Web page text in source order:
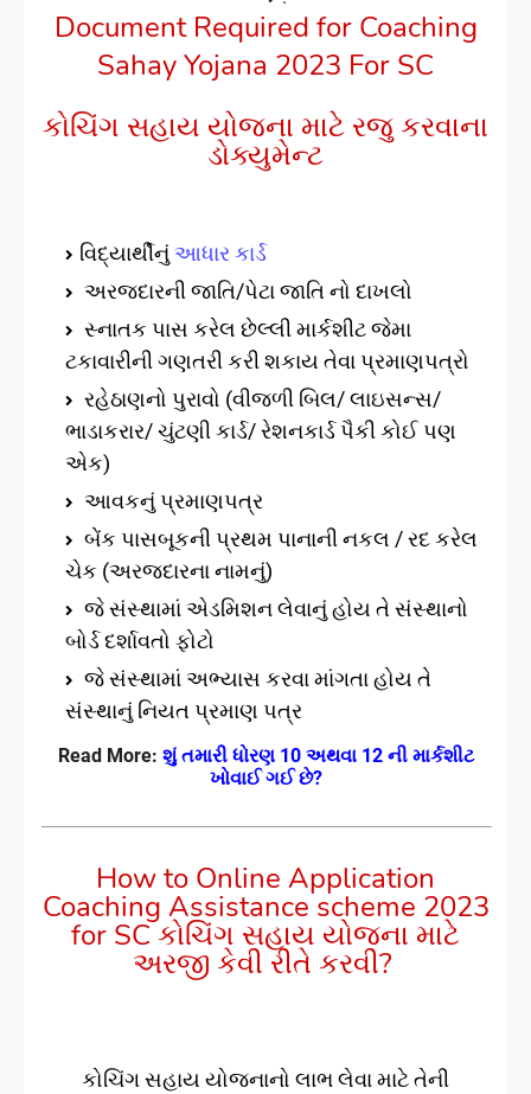
Document Required for Coaching
Sahay Yojana 2023 For SC
કોચિંગ સહાય યોજના માટે રજુ કરવાના
ડોક્યુમેન્‍ટ
વિદ્યાર્થીનું આધાર કાર્ડ
અરજદારની જાતિ/પેટા જાતિ નો દાખલો
સ્નાતક પાસ કરેલ છેલ્લી માર્કશીટ જેમા
ટકાવારીની ગણતરી કરી શકાય તેવા પ્રમાણપત્રો
રહેઠાણનો પુરાવો (વીજળી બિલ/ લાઇસન્સ/
ભાડાકરાર/ ચુંટણી કાર્ડ/ રેશનકાર્ડ પૈકી કોઈ પણ
એક)
આવકનું પ્રમાણપત્ર
બેંક પાસબૂકની પ્રથમ પાનાની નકલ / રદ કરેલ
ચેક (અરજદારના નામનું)
જે સંસ્થામાં એડમિશન લેવાનું હોય તે સંસ્થાનો
બોર્ડ દર્શાવતો ફોટો
જે સંસ્થામાં અભ્યાસ કરવા માંગતા હોય તે
સંસ્થાનું નિયત પ્રમાણ પત્ર
Read More: શું તમારી ધોરણ10 અથવા12 ની માર્કશીટ
ખોવાઈ ગઈ છે?
How to Online Application
Coaching Assistance scheme 2023
for SC કોચિંગ સહાય યોજના માટે
અરજી કેવી રીતે કરવી?
કોચિંગ સહાય યોજનાનો લાભ લેવા માટે તેની